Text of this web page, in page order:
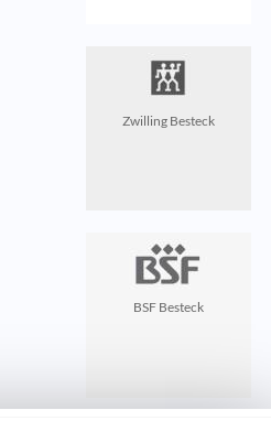
Zwilling Besteck
BSF Besteck